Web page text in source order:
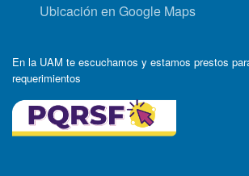
Ubicación en Google Maps
En la UAM te escuchamos y estamos prestos
requerimientos